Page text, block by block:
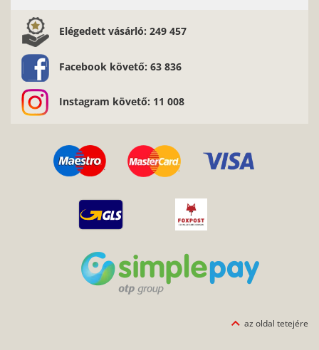
Elégedett vásárló: 249 457
Facebook követő: 63 836
Instagram követő: 11 008
az oldal tetejére